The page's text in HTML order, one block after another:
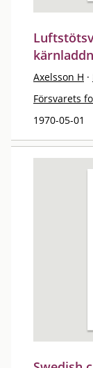
Axelsson H ·
Försvarets
1970-05-01